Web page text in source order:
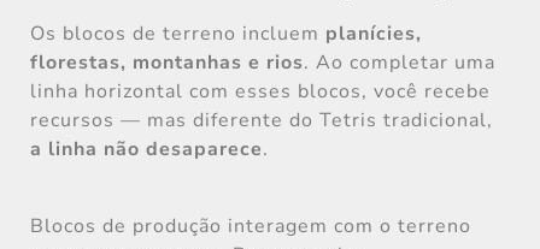
Os blocos de terreno incluem planícies,
florestas, montanhas e rios. Ao completar uma
linha horizontal com esses blocos, você recebe
recursos — mas diferente do Tetris tradicional,
a linha não desaparece.
Blocos de produção interagem com o terreno